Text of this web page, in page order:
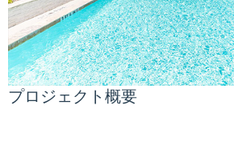
プロジェクト概要